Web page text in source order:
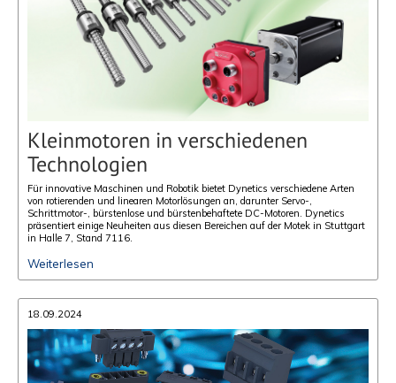
Kleinmotoren in verschiedenen
Technologien
Für innovative Maschinen und Robotik bietet Dynetics verschiedene Arten
von rotierenden und linearen Motorlösungen an, darunter Servo-,
Schrittmotor-, bürstenlose und bürstenbehaftete DC-Motoren. Dynetics
präsentiert einige Neuheiten aus diesen Bereichen auf der Motek in Stuttgart
in Halle 7, Stand 7116.
Weiterlesen
18.09.2024